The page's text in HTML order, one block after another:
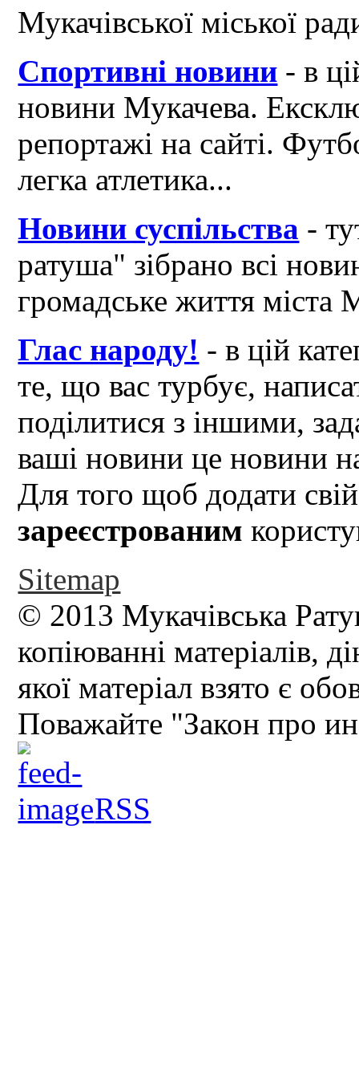
Мукачівської міської
Спортивні новини - в
новини Мукачева.
репортажі на сайті.
легка атлетика...
Новини суспільства -
ратуша" зібрано всі
громадське життя міста
Глас народу! - в цій
те, що вас турбує,
поділитися з іншими,
ваші новини це новини
Для того щоб додати
зареєстрованим
Sitemap
© 2013 Мукачівська
копіюванні матеріалів,
якої матеріал взято є
Поважайте "Закон про
RSS